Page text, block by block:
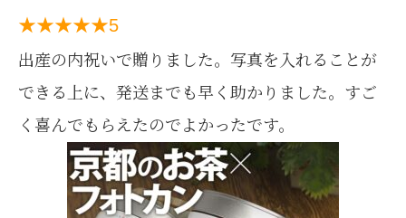
★★★★★5
出産の内祝いで贈りました。写真を入れることが
できる上に、発送までも早く助かりました。すご
く喜んでもらえたのでよかったです。